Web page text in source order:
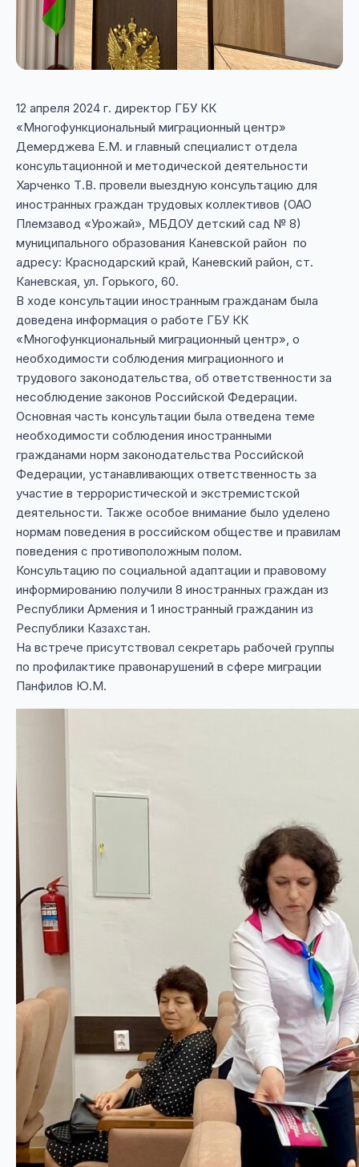
12 апреля 2024 г. директор ГБУ КК
«Многофункциональный миграционный центр»
Демерджева Е.М. и главный специалист отдела
консультационной и методической деятельности
Харченко Т.В. провели выездную консультацию для
иностранных граждан трудовых коллективов (ОАО
Племзавод «Урожай», МБДОУ детский сад № 8)
муниципального образования Каневской район по
адресу: Краснодарский край, Каневский район, ст.
Каневская, ул. Горького, 60.
В ходе консультации иностранным гражданам была
доведена информация о работе ГБУ КК
«Многофункциональный миграционный центр», о
необходимости соблюдения миграционного и
трудового законодательства, об ответственности за
несоблюдение законов Российской Федерации.
Основная часть консультации была отведена теме
необходимости соблюдения иностранными
гражданами норм законодательства Российской
Федерации, устанавливающих ответственность за
участие в террористической и экстремистской
деятельности. Также особое внимание было уделено
нормам поведения в российском обществе и правилам
поведения с противоположным полом.
Консультацию по социальной адаптации и правовому
информированию получили 8 иностранных граждан из
Республики Армения и 1 иностранный гражданин из
Республики Казахстан.
На встрече присутствовал секретарь рабочей группы
по профилактике правонарушений в сфере миграции
Панфилов Ю.М.